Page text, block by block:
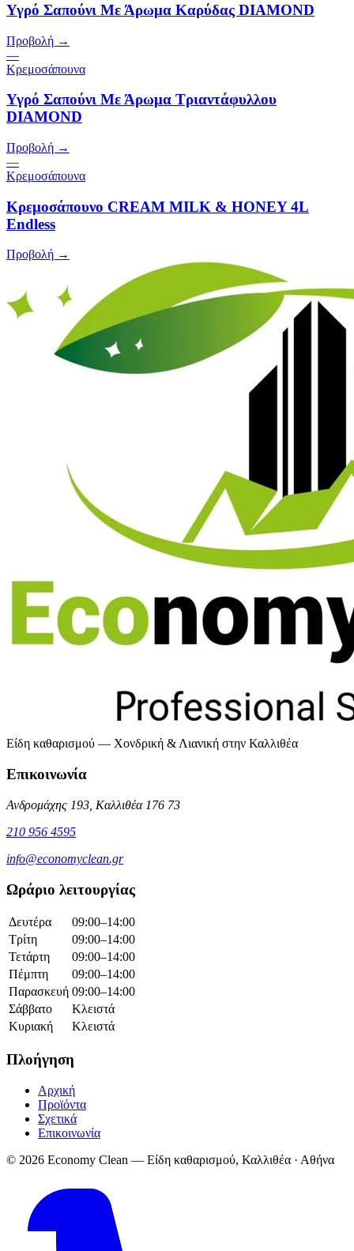
Υγρό Σαπούνι Με Άρωμα Καρύδας DIAMOND
Προβολή →
—
Κρεμοσάπουνα
Υγρό Σαπούνι Με Άρωμα Τριαντάφυλλου
DIAMOND
Προβολή →
—
Κρεμοσάπουνα
Κρεμοσάπουνο CREAM MILK & HONEY 4L
Endless
Προβολή →
Είδη καθαρισμού — Χονδρική & Λιανική στην Καλλιθέα
Επικοινωνία
Ανδρομάχης 193, Καλλιθέα 176 73
210 956 4595
info@economyclean.gr
Ωράριο λειτουργίας
Δευτέρα
09:00–14:00
Τρίτη
09:00–14:00
Τετάρτη
09:00–14:00
Πέμπτη
09:00–14:00
Παρασκευή 09:00–14:00
Σάββατο
Κλειστά
Κυριακή
Κλειστά
Πλοήγηση
Αρχική
Προϊόντα
Σχετικά
Επικοινωνία
© 2026 Economy Clean — Είδη καθαρισμού, Καλλιθέα · Αθήνα